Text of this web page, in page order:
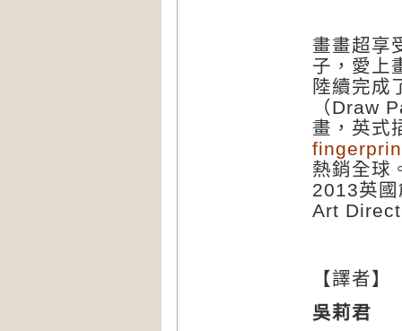
畫畫超享
子，愛上
陸續完成
（Draw
畫，英式
熱銷全球
2013英
Art
【譯者】
吳莉君